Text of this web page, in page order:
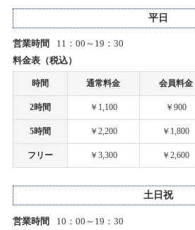
ゴールデンウィーク期間中の営業時間変更の
2022/02/14
タムタム札幌店オンラインショップOPENの
2021/08/21
PCR検査陽性者発生のお知らせ
2021/08/04
PCR検査陽性者発生のお知らせ
2021/02/24
2026/02/22(日)
カテゴリ：ラジコン
創業50周年感謝祭プレゼント当選者発表
2026/02/21(土)
カテゴリ：キャンペーン
2026/02/07(土)～2026/04/05(日)
カテゴリ：プラモデル
平日
営業時間
11：00～19：30
料金表（税込）
時間 通常料金 会員料金
2時間 ￥1,100 ￥900
5時間 ￥2,200 ￥1,800
フリー ￥3,300 ￥2,600
土日祝
営業時間
10：00～19：30